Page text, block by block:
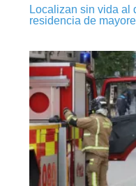
Localizan sin vida al
residencia de